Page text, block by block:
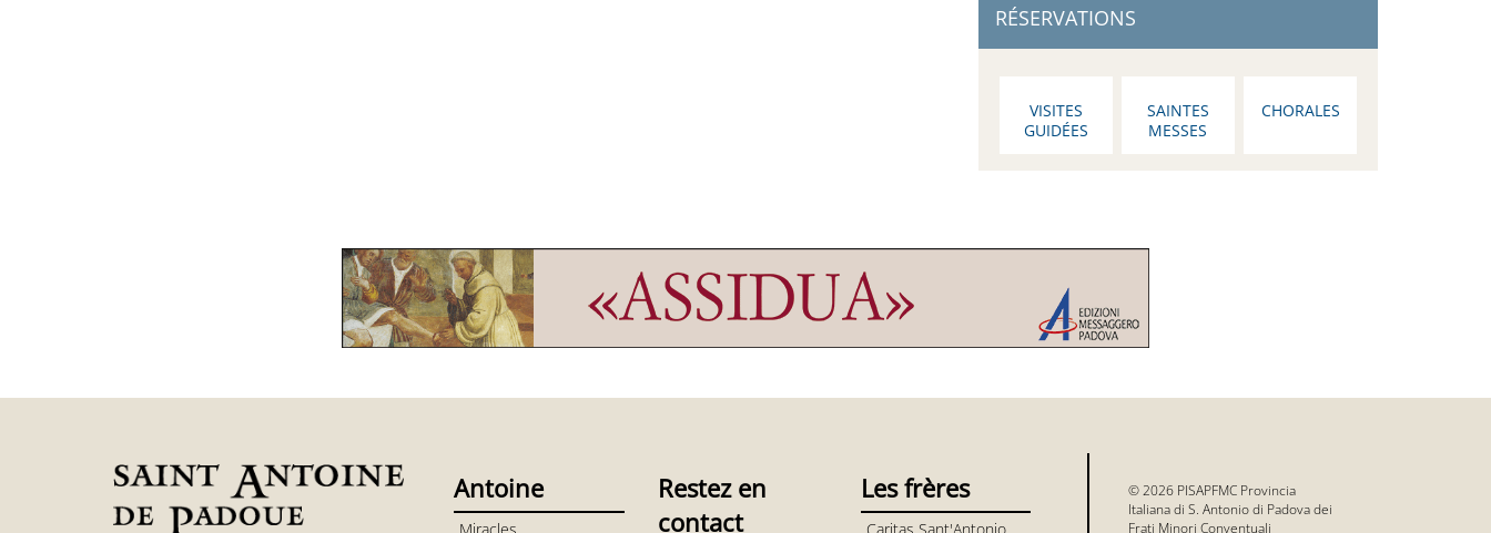
RÉSERVATIONS
VISITES
GUIDÉES
SAINTES
MESSES
CHORALES
Antoine
Restez en
contact
Les frères
© 2026 PISAPFMC Provincia
Italiana di S. Antonio di Padova dei
Frati Minori Conventuali